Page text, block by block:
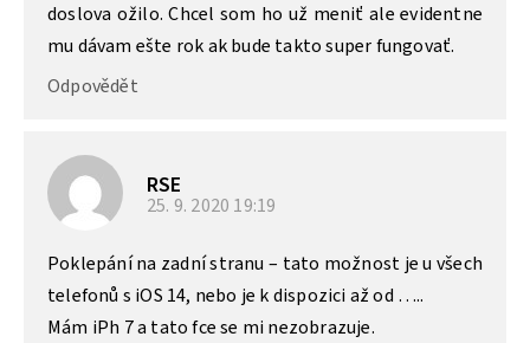
doslova ožilo. Chcel som ho už meniť ale evidentne
mu dávam ešte rok ak bude takto super fungovať.
Odpovědět
RSE
25. 9. 2020 19:19
Poklepání na zadní stranu – tato možnost je u všech
telefonů s iOS 14, nebo je k dispozici až od …..
Mám iPh 7 a tato fce se mi nezobrazuje.